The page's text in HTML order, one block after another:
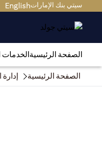
سيتي بنك الإماراتEnglish
الصفحة الرئيسيةالخدمات
الصفحة الرئيسية